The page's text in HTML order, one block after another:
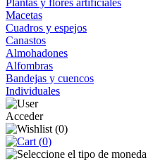
Plantas y flores artificiales
Macetas
Cuadros y espejos
Canastos
Almohadones
Alfombras
Bandejas y cuencos
Individuales
Acceder
(0)
(0)